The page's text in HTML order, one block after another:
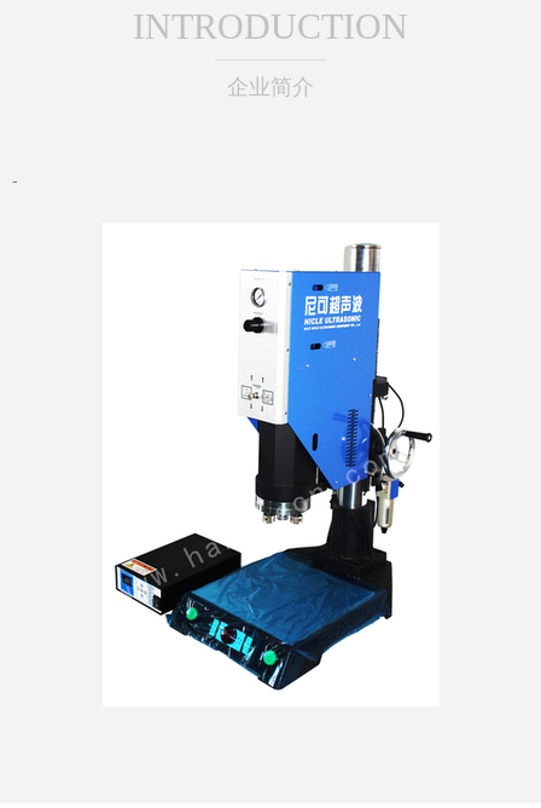
INTRODUCTION
企业简介
-